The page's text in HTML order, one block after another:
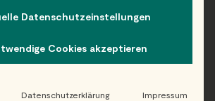
Instagram!
Datenschutzeinstellungen
Cookies akzeptieren
Datenschutzerklärung Impressum